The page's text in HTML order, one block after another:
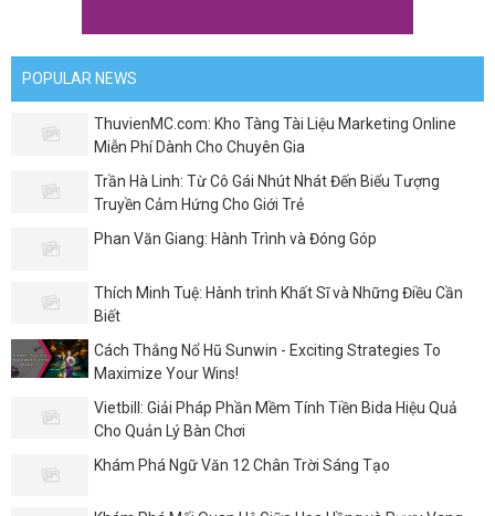
POPULAR NEWS
ThuvienMC.com: Kho Tàng Tài Liệu Marketing Online
Miễn Phí Dành Cho Chuyên Gia
Trần Hà Linh: Từ Cô Gái Nhút Nhát Đến Biểu Tượng
Truyền Cảm Hứng Cho Giới Trẻ
Phan Văn Giang: Hành Trình và Đóng Góp
Thích Minh Tuệ: Hành trình Khất Sĩ và Những Điều Cần
Biết
Cách Thắng Nổ Hũ Sunwin - Exciting Strategies To
Maximize Your Wins!
Vietbill: Giải Pháp Phần Mềm Tính Tiền Bida Hiệu Quả
Cho Quản Lý Bàn Chơi
Khám Phá Ngữ Văn 12 Chân Trời Sáng Tạo